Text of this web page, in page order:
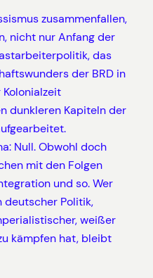
zusammenfallen,
nicht nur Anfang der
das
der BRD in
dunkleren Kapiteln der
Null. Obwohl doch
mit den Folgen
und so. Wer
deutscher Politik,
weißer
kämpfen hat, bleibt